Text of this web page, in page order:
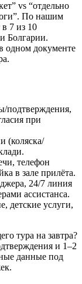
vs “отдельно
По нашим
7 из 10
Болгарии.
одном документе
подтверждения,
при
(коляска/
телефон
в зале прилёта.
24/7 линия
ассистанса.
детские услуги,
тура на завтра?
и 1–2
данные под